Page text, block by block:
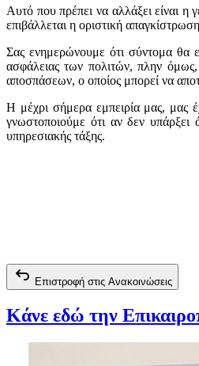
Αυτό που πρέπει να αλλάξει είναι η
επιβάλλεται η οριστική
Σας ενημερώνουμε ότι σύντομα θα
ασφάλειας των πολιτών, πλην
αποσπάσεων, ο οποίος μπορεί να
Η μέχρι σήμερα εμπειρία μας, μας
γνωστοποιούμε ότι αν δεν
υπηρεσιακής τάξης.
Επιστροφή στις Ανακοινώσεις
Κάνε εδώ την